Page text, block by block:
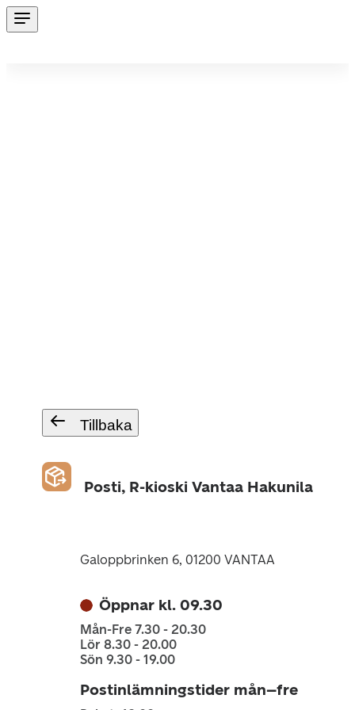
Tillbaka
Posti, R-kioski Vantaa Hakunila
Galoppbrinken 6, 01200 VANTAA
Öppnar kl. 09.30
Mån-Fre 7.30 - 20.30
Lör 8.30 - 20.00
Sön 9.30 - 19.00
Postinlämningstider mån–fre